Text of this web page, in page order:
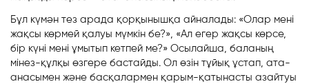
Бұл күмән тез арада қорқынышқа айналады: «Олар мені
жақсы көрмей қалуы мүмкін бе?», «Ал егер жақсы көрсе,
бір күні мені ұмытып кетпей ме?» Осылайша, баланың
мінез-құлқы өзгере бастайды. Ол өзін тұйық ұстап, ата-
анасымен және басқалармен қарым-қатынасты азайтуы